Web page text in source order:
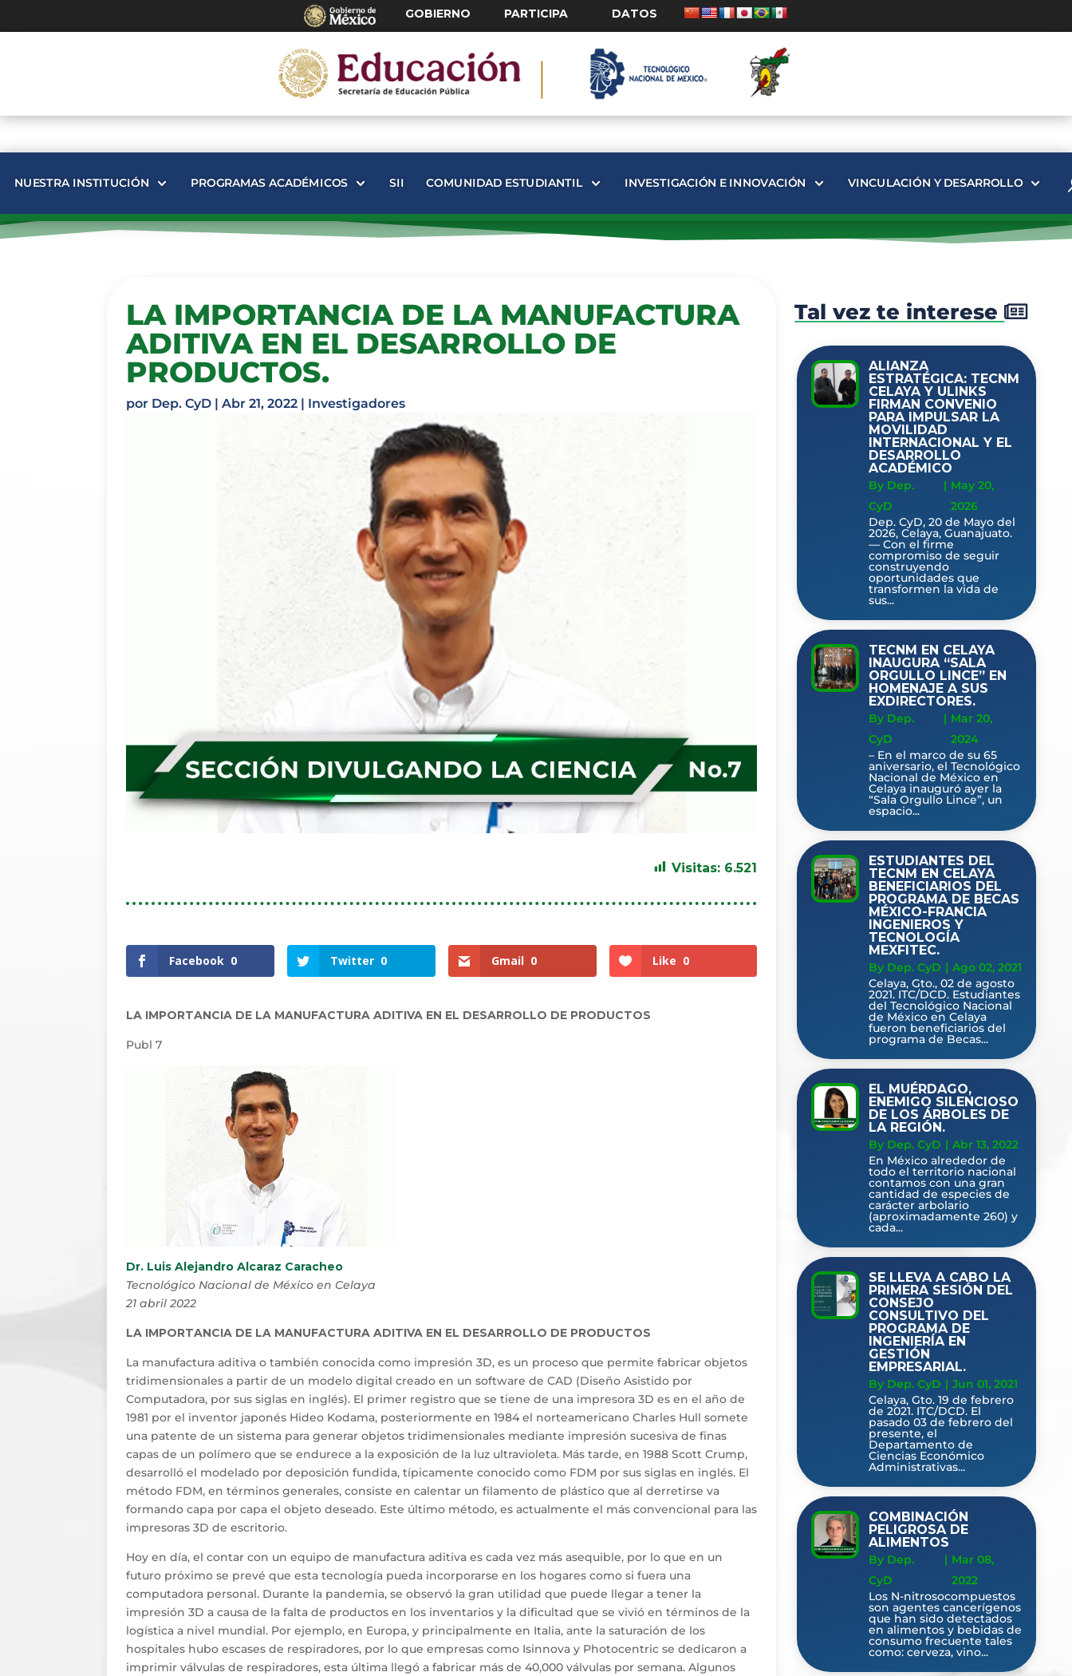
GOBIERNO PARTICIPA DATOS
NUESTRA INSTITUCIÓN PROGRAMAS ACADÉMICOS SII COMUNIDAD ESTUDIANTIL INVESTIGACIÓN E INNOVACIÓN VINCULACIÓN Y DESARROLLO
LA IMPORTANCIA DE LA MANUFACTURA
ADITIVA EN EL DESARROLLO DE
PRODUCTOS.
por Dep. CyD |Abr 21, 2022 | Investigadores
Visitas: 6.521
Facebook 0 Twitter 0 Gmail 0 Like 0
LA IMPORTANCIA DE LA MANUFACTURA ADITIVA EN EL DESARROLLO DE PRODUCTOS
Publ 7
Dr. Luis Alejandro Alcaraz Caracheo
Tecnológico Nacional de México en Celaya
21 abril 2022
LA IMPORTANCIA DE LA MANUFACTURA ADITIVA EN EL DESARROLLO DE PRODUCTOS
La manufactura aditiva o también conocida como impresión 3D, es un proceso que permite fabricar objetos
tridimensionales a partir de un modelo digital creado en un software de CAD (Diseño Asistido por
Computadora, por sus siglas en inglés). El primer registro que se tiene de una impresora 3D es en el año de
1981 por el inventor japonés Hideo Kodama, posteriormente en 1984 el norteamericano Charles Hull somete
una patente de un sistema para generar objetos tridimensionales mediante impresión sucesiva de finas
capas de un polímero que se endurece a la exposición de la luz ultravioleta. Más tarde, en 1988 Scott Crump,
desarrolló el modelado por deposición fundida, típicamente conocido como FDM por sus siglas en inglés. El
método FDM, en términos generales, consiste en calentar un filamento de plástico que al derretirse va
formando capa por capa el objeto deseado. Este último método, es actualmente el más convencional para las
impresoras 3D de escritorio.
Hoy en día, el contar con un equipo de manufactura aditiva es cada vez más asequible, por lo que en un
futuro próximo se prevé que esta tecnología pueda incorporarse en los hogares como si fuera una
computadora personal. Durante la pandemia, se observó la gran utilidad que puede llegar a tener la
impresión 3D a causa de la falta de productos en los inventarios y la dificultad que se vivió en términos de la
logística a nivel mundial. Por ejemplo, en Europa, y principalmente en Italia, ante la saturación de los
hospitales hubo escases de respiradores, por lo que empresas como Isinnova y Photocentric se dedicaron a
imprimir válvulas de respiradores, esta última llegó a fabricar más de 40,000 válvulas por semana. Algunos
Tal vez te interese
ALIANZA
ESTRATÉGICA: TECNM
CELAYA Y ULINKS
FIRMAN CONVENIO
PARA IMPULSAR LA
MOVILIDAD
INTERNACIONAL Y EL
DESARROLLO
ACADÉMICO
By Dep.
CyD
| May 20,
2026
Dep. CyD, 20 de Mayo del
2026, Celaya, Guanajuato.
— Con el firme
compromiso de seguir
construyendo
oportunidades que
transformen la vida de
sus...
TECNM EN CELAYA
INAUGURA “SALA
ORGULLO LINCE” EN
HOMENAJE A SUS
EXDIRECTORES.
By Dep.
CyD
| Mar 20,
2024
– En el marco de su 65
aniversario, el Tecnológico
Nacional de México en
Celaya inauguró ayer la
“Sala Orgullo Lince”, un
espacio...
ESTUDIANTES DEL
TECNM EN CELAYA
BENEFICIARIOS DEL
PROGRAMA DE BECAS
MÉXICO-FRANCIA
INGENIEROS Y
TECNOLOGÍA
MEXFITEC.
By Dep. CyD | Ago 02, 2021
Celaya, Gto., 02 de agosto
2021. ITC/DCD. Estudiantes
del Tecnológico Nacional
de México en Celaya
fueron beneficiarios del
programa de Becas...
EL MUÉRDAGO,
ENEMIGO SILENCIOSO
DE LOS ÁRBOLES DE
LA REGIÓN.
By Dep. CyD | Abr 13, 2022
En México alrededor de
todo el territorio nacional
contamos con una gran
cantidad de especies de
carácter arbolario
(aproximadamente 260) y
cada...
SE LLEVA A CABO LA
PRIMERA SESIÓN DEL
CONSEJO
CONSULTIVO DEL
PROGRAMA DE
INGENIERÍA EN
GESTIÓN
EMPRESARIAL.
By Dep. CyD | Jun 01, 2021
Celaya, Gto. 19 de febrero
de 2021. ITC/DCD. El
pasado 03 de febrero del
presente, el
Departamento de
Ciencias Económico
Administrativas...
COMBINACIÓN
PELIGROSA DE
ALIMENTOS
By Dep.
CyD
| Mar 08,
2022
Los N-nitrosocompuestos
son agentes cancerígenos
que han sido detectados
en alimentos y bebidas de
consumo frecuente tales
como: cerveza, vino...